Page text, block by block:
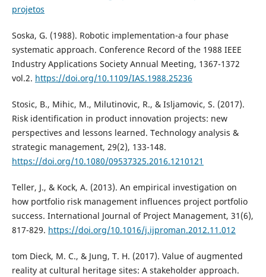
projetos
Soska, G. (1988). Robotic implementation-a four phase
systematic approach. Conference Record of the 1988 IEEE
Industry Applications Society Annual Meeting, 1367-1372
vol.2. https://doi.org/10.1109/IAS.1988.25236
Stosic, B., Mihic, M., Milutinovic, R., & Isljamovic, S. (2017).
Risk identification in product innovation projects: new
perspectives and lessons learned. Technology analysis &
strategic management, 29(2), 133-148.
https://doi.org/10.1080/09537325.2016.1210121
Teller, J., & Kock, A. (2013). An empirical investigation on
how portfolio risk management influences project portfolio
success. International Journal of Project Management, 31(6),
817-829. https://doi.org/10.1016/j.ijproman.2012.11.012
tom Dieck, M. C., & Jung, T. H. (2017). Value of augmented
reality at cultural heritage sites: A stakeholder approach.